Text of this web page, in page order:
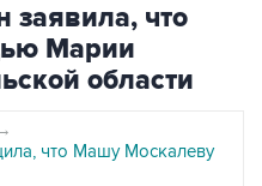
заявила, что
Марии
области
что Машу Москалеву